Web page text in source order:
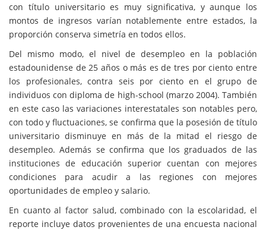
con título universitario es muy significativa, y aunque los
montos de ingresos varían notablemente entre estados, la
proporción conserva simetría en todos ellos.
Del mismo modo, el nivel de desempleo en la población
estadounidense de 25 años o más es de tres por ciento entre
los profesionales, contra seis por ciento en el grupo de
individuos con diploma de high-school (marzo 2004). También
en este caso las variaciones interestatales son notables pero,
con todo y fluctuaciones, se confirma que la posesión de título
universitario disminuye en más de la mitad el riesgo de
desempleo. Además se confirma que los graduados de las
instituciones de educación superior cuentan con mejores
condiciones para acudir a las regiones con mejores
oportunidades de empleo y salario.
En cuanto al factor salud, combinado con la escolaridad, el
reporte incluye datos provenientes de una encuesta nacional